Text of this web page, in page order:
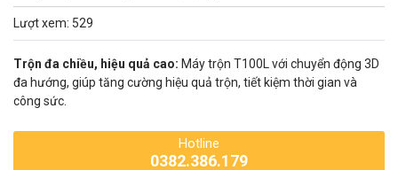
Lượt xem: 529
Trộn đa chiều, hiệu quả cao: Máy trộn T100L với chuyển động 3D
đa hướng, giúp tăng cường hiệu quả trộn, tiết kiệm thời gian và
công sức.
Hotline
0382.386.179